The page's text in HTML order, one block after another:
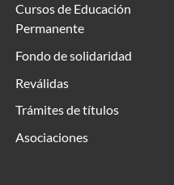
Cursos de Educación
Permanente
Fondo de solidaridad
Reválidas
Trámites de títulos
Asociaciones